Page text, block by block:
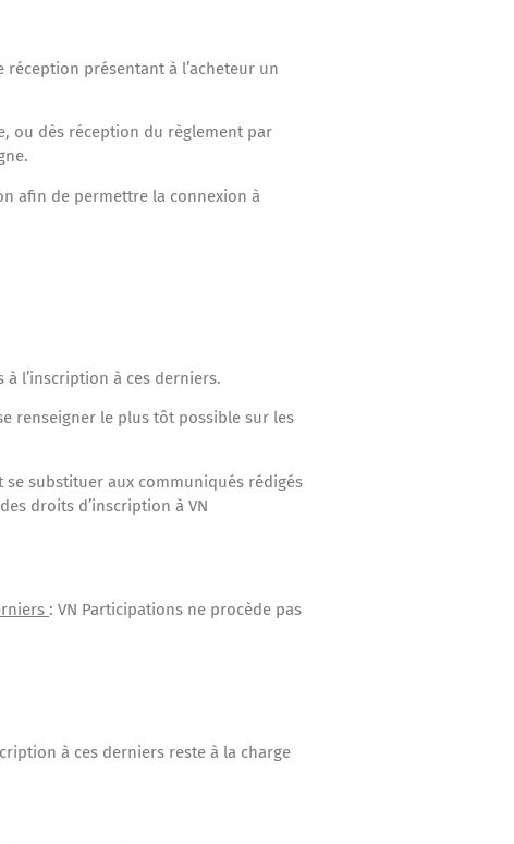
présentant à l’acheteur un
ou dès réception du règlement par
afin de permettre la connexion à
l’inscription à ces derniers.
renseigner le plus tôt possible sur les
substituer aux communiqués rédigés
droits d’inscription à VN
: VN Participations ne procède pas
à ces derniers reste à la charge